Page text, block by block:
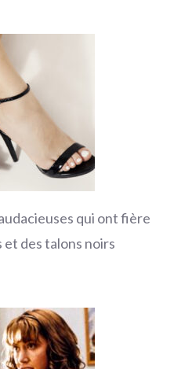
qui ont fière
et des talons noirs